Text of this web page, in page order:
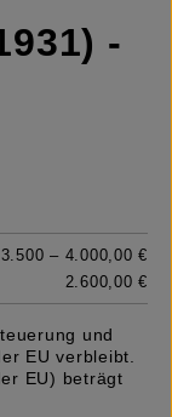
-
3.500 – 4.000,00 €
2.600,00 €
und
EU verbleibt.
EU) beträgt